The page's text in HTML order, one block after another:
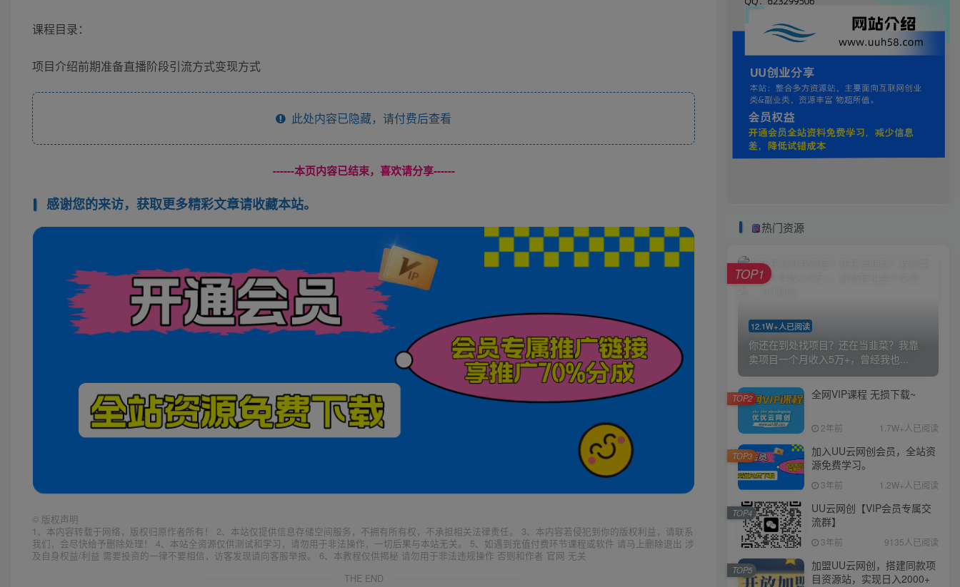
课程目录：
项目介绍前期准备直播阶段引流方式变现方式
此处内容已隐藏，请付费后查看
------本页内容已结束，喜欢请分享------
感谢您的来访，获取更多精彩文章请收藏本站。
© 版权声明
1、本内容转载于网络，版权归原作者所有！ 2、本站仅提供信息存储空间服务，不拥有所有权，不承担相关法律责任。 3、本内容若侵犯到你的版权利益，请联系
我们，会尽快给予删除处理！ 4、本站全资源仅供测试和学习，请勿用于非法操作，一切后果与本站无关。 5、如遇到充值付费环节课程或软件 请马上删除退出 涉
及自身权益/利益 需要投资的一律不要相信，访客发现请向客服举报。 6、本教程仅供揭秘 请勿用于非法违规操作 否则和作者 官网 无关
THE END
热门资源
12.1W+人已阅读
你还在到处找项目？还在当韭菜？我靠
卖项目一个月收入5万+，曾经我也...
TOP1
全网VIP课程 无损下载~
2年前 1.7W+人已阅读
TOP2
加入UU云网创会员，全站资
源免费学习。
3年前 1.2W+人已阅读
TOP3
UU云网创【VIP会员专属交
流群】
3年前 9135人已阅读
TOP4
加盟UU云网创，搭建同款项
目资源站，实现日入2000+
TOP5